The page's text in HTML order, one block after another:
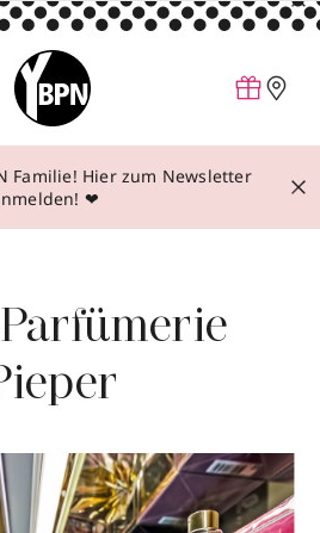
Familie! Hier zum Newsletter
❤